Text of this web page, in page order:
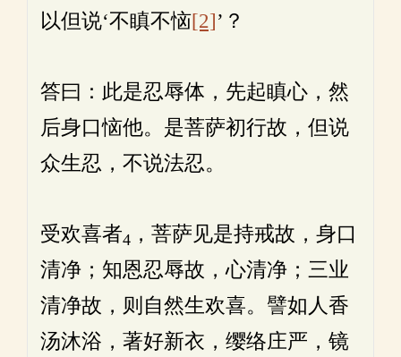
以但说‘不瞋不恼[2]’？
答曰：此是忍辱体，先起瞋心，然
后身口恼他。是菩萨初行故，但说
众生忍，不说法忍。
受欢喜者4 ，菩萨见是持戒故，身口
清净；知恩忍辱故，心清净；三业
清净故，则自然生欢喜。譬如人香
汤沐浴，著好新衣，缨络庄严，镜